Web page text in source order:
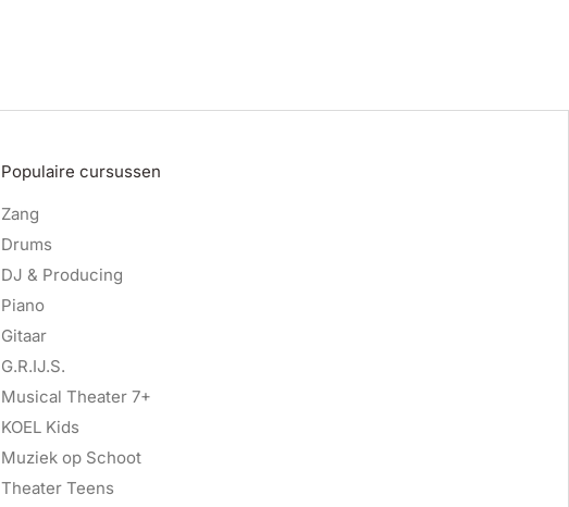
Populaire cursussen
Zang
Drums
DJ & Producing
Piano
Gitaar
G.R.IJ.S.
Musical Theater 7+
KOEL Kids
Muziek op Schoot
Theater Teens